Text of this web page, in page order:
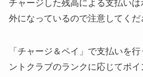
チャージした残高による支払い
外になっているので注意してくだ
「チャージ＆ペイ」で支払いを
ントクラブのランクに応じてポ